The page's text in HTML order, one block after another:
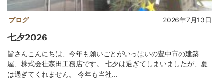
ブログ 2026年7月13日
七夕2026
皆さんこんにちは、今年も願いごとがいっぱいの豊中市の建築
屋、株式会社森田工務店です。 七夕は過ぎてしまいましたが、夏
は過ぎてくれません。 今年も当社...